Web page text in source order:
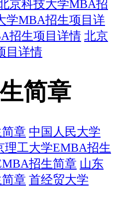
京科技大学MBA招
学MBA招生项目详
招生项目详情 北京
目详情
简章
章 中国人民大学
理工大学EMBA招生
招生简章 山东
章 首经贸大学